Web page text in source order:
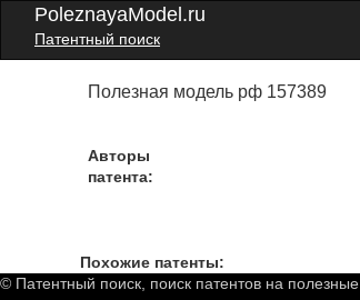
PoleznayaModel.ru
Патентный поиск
Полезная модель рф 157389
Авторы
патента:
Похожие патенты:
© Патентный поиск, поиск патентов на